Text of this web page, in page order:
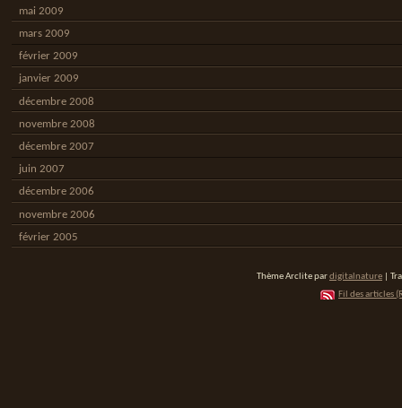
mai 2009
mars 2009
février 2009
janvier 2009
décembre 2008
novembre 2008
décembre 2007
juin 2007
décembre 2006
novembre 2006
février 2005
Thème Arclite pardigitalnature |
Fil des articles